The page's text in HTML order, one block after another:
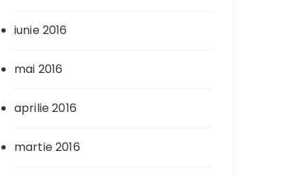
iunie 2016
mai 2016
aprilie 2016
martie 2016